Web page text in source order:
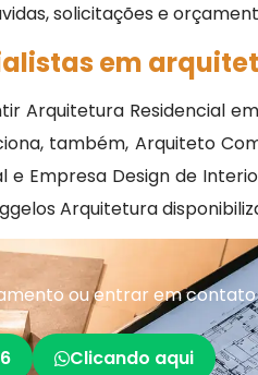
solicitações e
em
Arquitetura Residencial
também, Arquiteto
e Empresa Design de
Arquitetura
ou entrar em
Clicando aqui